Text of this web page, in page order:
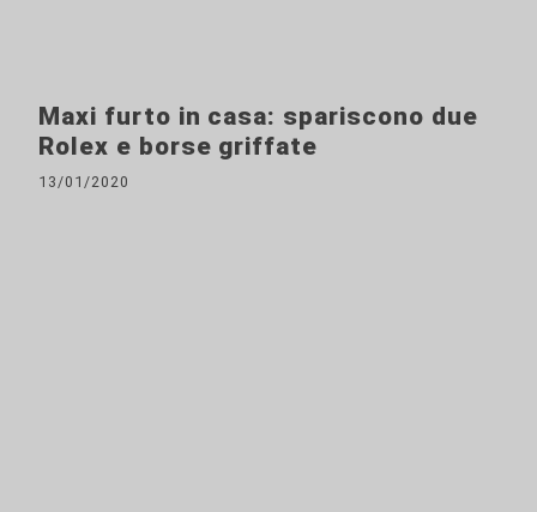
Maxi furto in casa: spariscono due
Rolex e borse griffate
13/01/2020